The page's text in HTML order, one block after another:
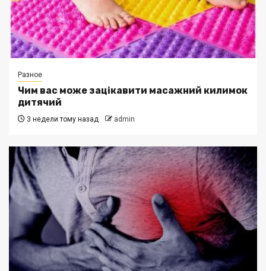
Разное
Чим вас може зацікавити масажний килимок
дитячий
3 недели тому назад admin